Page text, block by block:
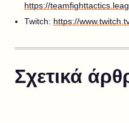
https://
Twitch: https://
Σχετικά